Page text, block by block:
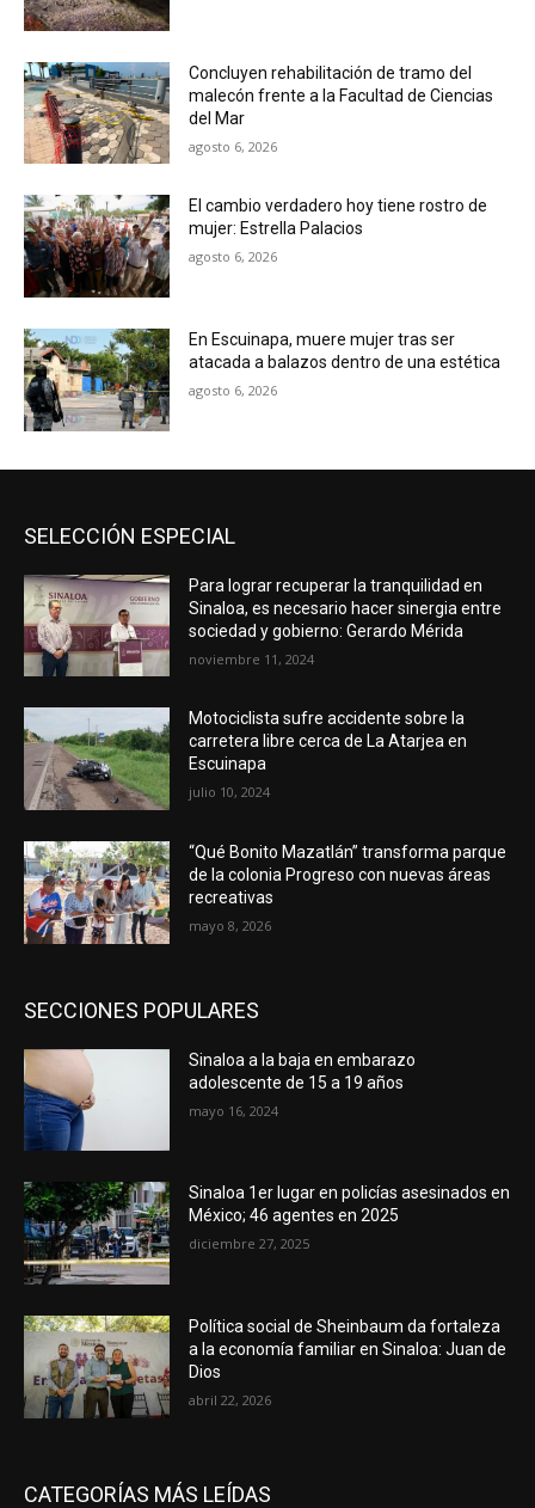
Concluyen rehabilitación de tramo del
malecón frente a la Facultad de Ciencias
del Mar
agosto 6, 2026
El cambio verdadero hoy tiene rostro de
mujer: Estrella Palacios
agosto 6, 2026
En Escuinapa, muere mujer tras ser
atacada a balazos dentro de una estética
agosto 6, 2026
SELECCIÓN ESPECIAL
Para lograr recuperar la tranquilidad en
Sinaloa, es necesario hacer sinergia entre
sociedad y gobierno: Gerardo Mérida
noviembre 11, 2024
Motociclista sufre accidente sobre la
carretera libre cerca de La Atarjea en
Escuinapa
julio 10, 2024
“Qué Bonito Mazatlán” transforma parque
de la colonia Progreso con nuevas áreas
recreativas
mayo 8, 2026
SECCIONES POPULARES
Sinaloa a la baja en embarazo
adolescente de 15 a 19 años
mayo 16, 2024
Sinaloa 1er lugar en policías asesinados en
México; 46 agentes en 2025
diciembre 27, 2025
Política social de Sheinbaum da fortaleza
a la economía familiar en Sinaloa: Juan de
Dios
abril 22, 2026
CATEGORÍAS MÁS LEÍDAS